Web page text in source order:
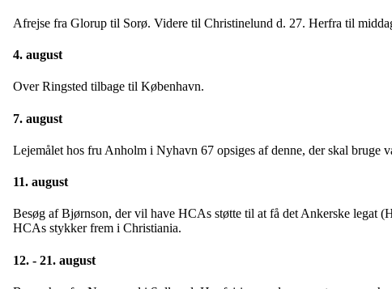
Afrejse fra Glorup til Sorø. Videre til Christinelund d. 27. Herfra til
4. august
Over Ringsted tilbage til København.
7. august
Lejemålet hos fru Anholm i Nyhavn 67 opsiges af denne, der skal bruge
11. august
Besøg af Bjørnson, der vil have HCAs støtte til at få det Ankerske legat
HCAs stykker frem i Christiania.
12. - 21. august